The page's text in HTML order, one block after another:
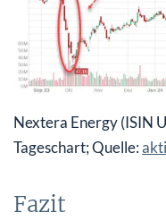
Nextera Energy (ISIN
Tageschart; Quelle:
Fazit